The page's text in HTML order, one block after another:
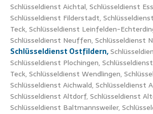
Schlüsseldienst Aichtal, Schlüsseldienst
Schlüsseldienst Filderstadt,
Teck, Schlüsseldienst Leinfelden-
Schlüsseldienst Neuffen, Schlüsseldienst
Schlüsseldienst Ostfildern,
Schlüsseldienst Plochingen,
Teck, Schlüsseldienst Wendlingen,
Schlüsseldienst Aichwald, Schlüsseldienst
Schlüsseldienst Altdorf, Schlüsseldienst
Schlüsseldienst Baltmannsweiler,